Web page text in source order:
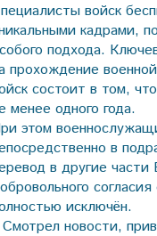
войск
кадрами,
подхода.
прохождение
состоит в том,
менее одного года.
этом
в
в другие
исключён.
новости,